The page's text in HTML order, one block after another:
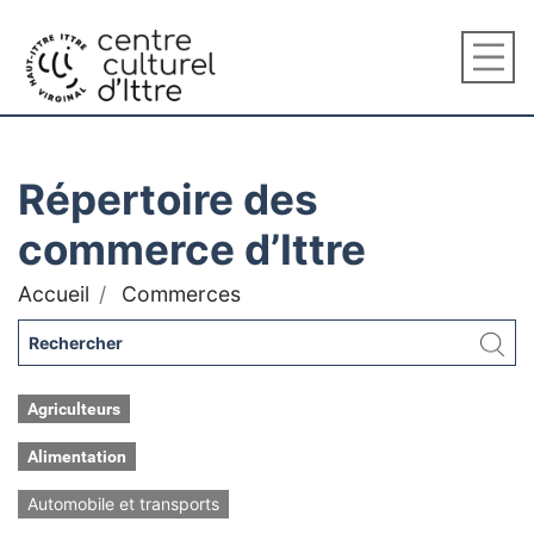
Répertoire des
commerce d’Ittre
Accueil Commerces
Agriculteurs
Alimentation
Automobile et transports